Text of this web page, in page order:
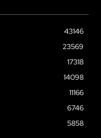
43146
23569
17318
14098
11166
6746
5858